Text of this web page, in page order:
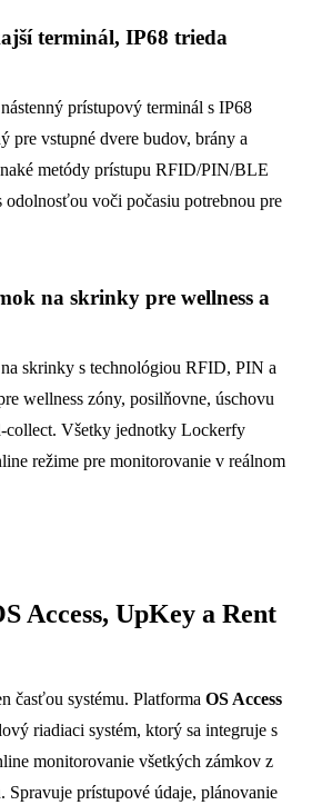
terminál, IP68 trieda
prístupový terminál s IP68
pre vstupné dvere budov, brány a
metódy prístupu RFID/PIN/BLE
odolnosťou voči počasiu potrebnou pre
na skrinky pre wellness a
skrinky s technológiou RFID, PIN a
wellness zóny, posilňovne, úschovu
collect. Všetky jednotky Lockerfy
režime pre monitorovanie v reálnom
Access, UpKey a Rent
časťou systému. Platforma OS Access
riadiaci systém, ktorý sa integruje s
monitorovanie všetkých zámkov z
Spravuje prístupové údaje, plánovanie